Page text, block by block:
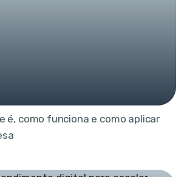
é, como funciona e como aplicar